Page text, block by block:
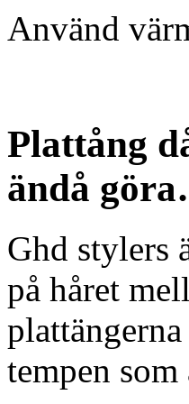
Använd
Plattång
ändå
Ghd stylers
på håret
tempen